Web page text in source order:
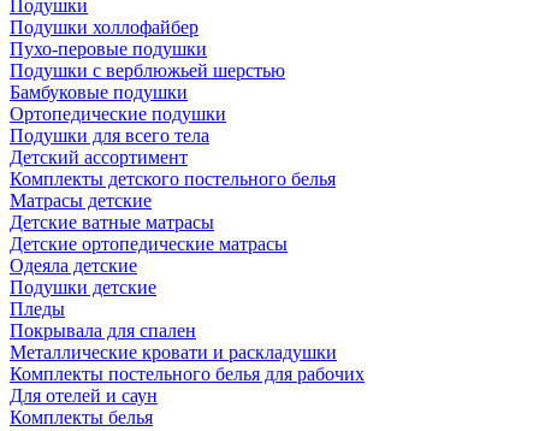
Подушки
Подушки холлофайбер
Пухо-перовые подушки
Подушки с верблюжьей шерстью
Бамбуковые подушки
Ортопедические подушки
Подушки для всего тела
Детский ассортимент
Комплекты детского постельного белья
Матрасы детские
Детские ватные матрасы
Детские ортопедические матрасы
Одеяла детские
Подушки детские
Пледы
Покрывала для спален
Металлические кровати и раскладушки
Комплекты постельного белья для рабочих
Для отелей и саун
Комплекты белья